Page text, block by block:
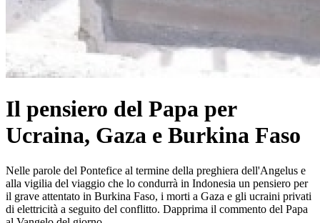
Il pensiero del Papa per
Ucraina, Gaza e Burkina Faso
Nelle parole del Pontefice al termine della preghiera dell'Angelus e
alla vigilia del viaggio che lo condurrà in Indonesia un pensiero per
il grave attentato in Burkina Faso, i morti a Gaza e gli ucraini privati
di elettricità a seguito del conflitto. Dapprima il commento del Papa